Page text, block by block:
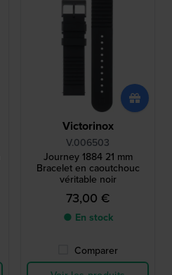
Victorinox
V.006503
Journey 1884 21 mm
Bracelet en caoutchouc
véritable noir
73,00 €
● En stock
Comparer